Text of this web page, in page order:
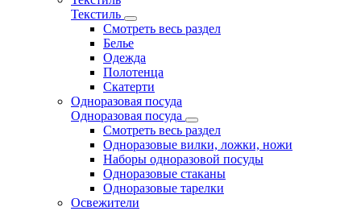
Текстиль
Смотреть весь раздел
Белье
Одежда
Полотенца
Скатерти
Одноразовая посуда
Одноразовая посуда
Смотреть весь раздел
Одноразовые вилки, ложки, ножи
Наборы одноразовой посуды
Одноразовые стаканы
Одноразовые тарелки
Освежители